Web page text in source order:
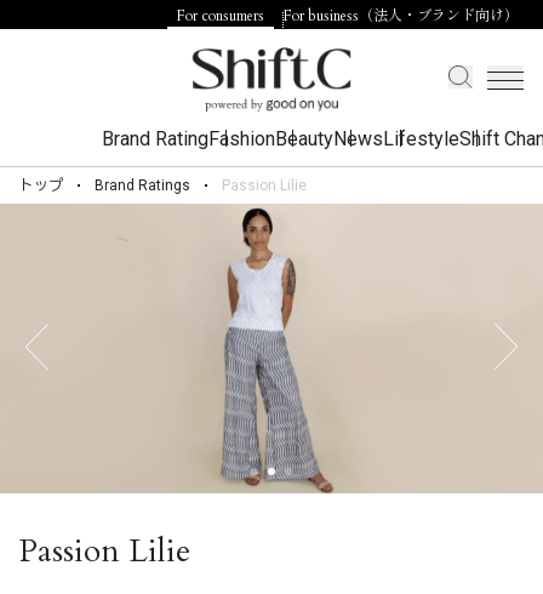
For consumers For business（法人・ブランド向け）
Brand RatingFashionBeautyNewsLifestyleShift
トップ Brand Ratings Passion Lilie
Passion Lilie